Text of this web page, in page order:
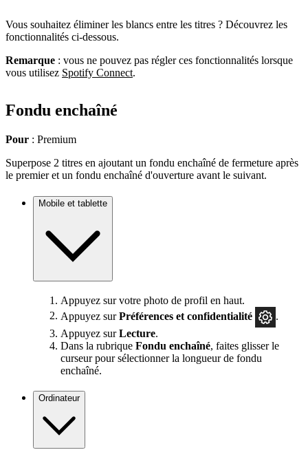
Vous souhaitez éliminer les blancs entre les titres ? Découvrez les
fonctionnalités ci-dessous.
Remarque : vous ne pouvez pas régler ces fonctionnalités lorsque
vous utilisez Spotify Connect.
Fondu enchaîné
Pour : Premium
Superpose 2 titres en ajoutant un fondu enchaîné de fermeture après
le premier et un fondu enchaîné d'ouverture avant le suivant.
Mobile et tablette
Appuyez sur votre photo de profil en haut.
Appuyez surPréférences et confidentialité
Appuyez surLecture.
Dans la rubrique Fondu enchaîné, faites glisser le
curseur pour sélectionner la longueur de fondu
enchaîné.
Ordinateur